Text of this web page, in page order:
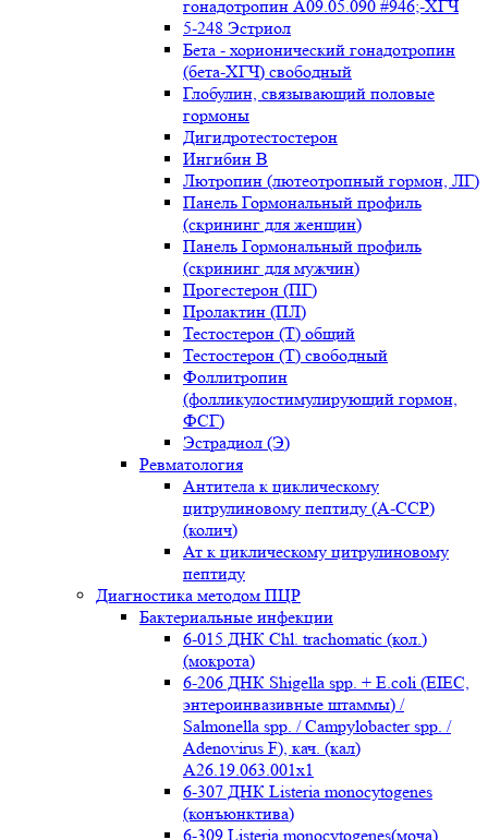
гонадотропин А09.05.090 #946;-ХГЧ
5-248 Эстриол
Бета - хорионический гонадотропин
(бета-ХГЧ) свободный
Глобулин, связывающий половые
гормоны
Дигидротестостерон
Ингибин В
Лютропин (лютеотропный гормон, ЛГ)
Панель Гормональный профиль
(скрининг для женщин)
Панель Гормональный профиль
(скрининг для мужчин)
Прогестерон (ПГ)
Пролактин (ПЛ)
Тестостерон (Т) общий
Тестостерон (Т) свободный
Фоллитропин
(фолликулостимулирующий гормон,
ФСГ)
Эстрадиол (Э)
Ревматология
Антитела к циклическому
цитрулиновому пептиду (A-ССР)
(колич)
Ат к циклическому цитрулиновому
пептиду
Диагностика методом ПЦР
Бактериальные инфекции
6-015 ДНК Chl. trachomatic (кол.)
(мокрота)
6-206 ДНК Shigella spp. + E.coli (EIEC,
энтероинвазивные штаммы) /
Salmonella spp. / Campylobacter spp. /
Adenovirus F), кач. (кал)
A26.19.063.001x1
6-307 ДНК Listeria monocytogenes
(конъюнктива)
6-309 Listeria monocytogenes(моча)